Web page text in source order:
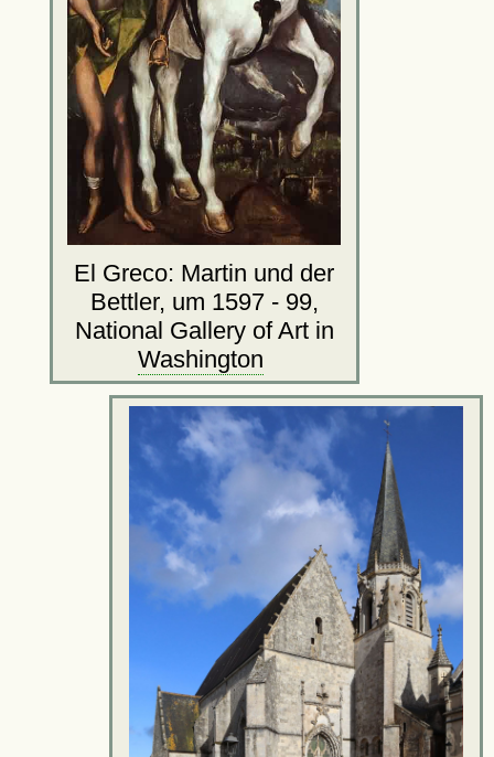
El Greco: Martin und der
Bettler, um 1597 - 99,
National Gallery of Art in
Washington